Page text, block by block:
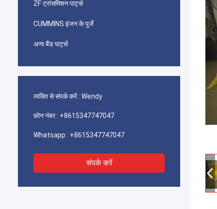
ZF ट्रांसमिशन पार्ट्स
CUMMINS इंजन के पुर्जे
अन्य बैंड पार्ट्स
व्यक्ति से संपर्क करें : Wendy
फ़ोन नंबर : +8615347747047
Whatsapp : +8615347747047
संपर्क करें